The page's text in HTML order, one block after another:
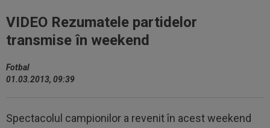
VIDEO Rezumatele partidelor
transmise în weekend
Fotbal
01.03.2013, 09:39
Spectacolul campionilor a revenit în acest weekend